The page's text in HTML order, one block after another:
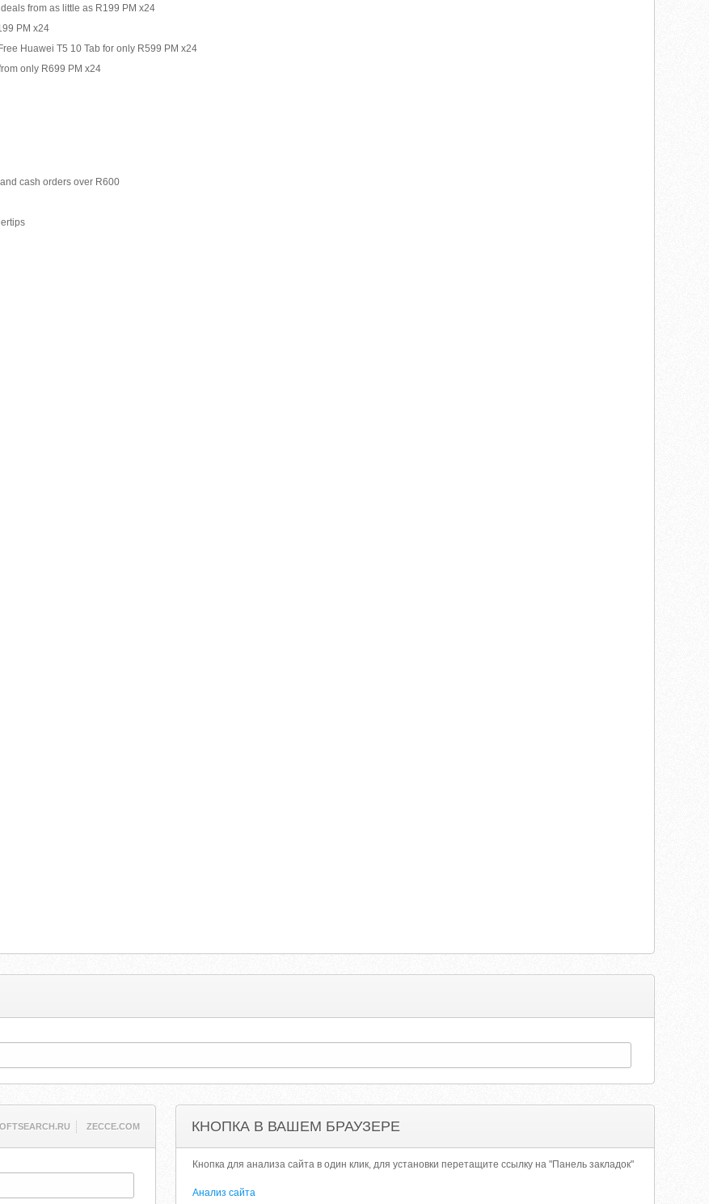
from as little as R199 PM x24
PM x24
Huawei T5 10 Tab for only R599 PM x24
only R699 PM x24
cash orders over R600
ZECCE.COM КНОПКА В ВАШЕМ БРАУЗЕРЕ
Кнопка для анализа сайта в один клик, для установки перетащите ссылку на "Панель закладок"
Анализ сайта